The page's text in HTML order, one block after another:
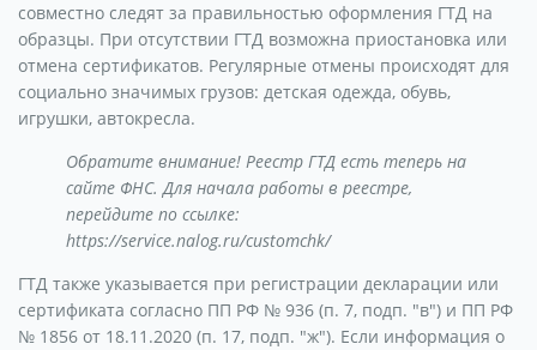
совместно следят за правильностью оформления ГТД на
образцы. При отсутствии ГТД возможна приостановка или
отмена сертификатов. Регулярные отмены происходят для
социально значимых грузов: детская одежда, обувь,
игрушки, автокресла.
Обратите внимание! Реестр ГТД есть теперь на
сайте ФНС. Для начала работы в реестре,
перейдите по ссылке:
https://service.nalog.ru/customchk/
ГТД также указывается при регистрации декларации или
сертификата согласно ПП РФ № 936 (п. 7, подп. "в") и ПП РФ
№ 1856 от 18.11.2020 (п. 17, подп. "ж"). Если информация о